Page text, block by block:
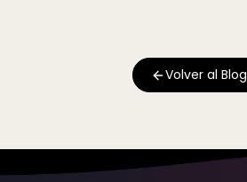
Volver al Blog